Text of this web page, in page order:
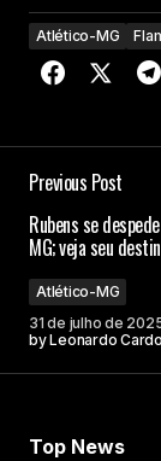
Atlético-MG
Previous Post
Rubens se
MG; veja seu
Atlético-MG
31 de julho de
byLeonardo
Top News